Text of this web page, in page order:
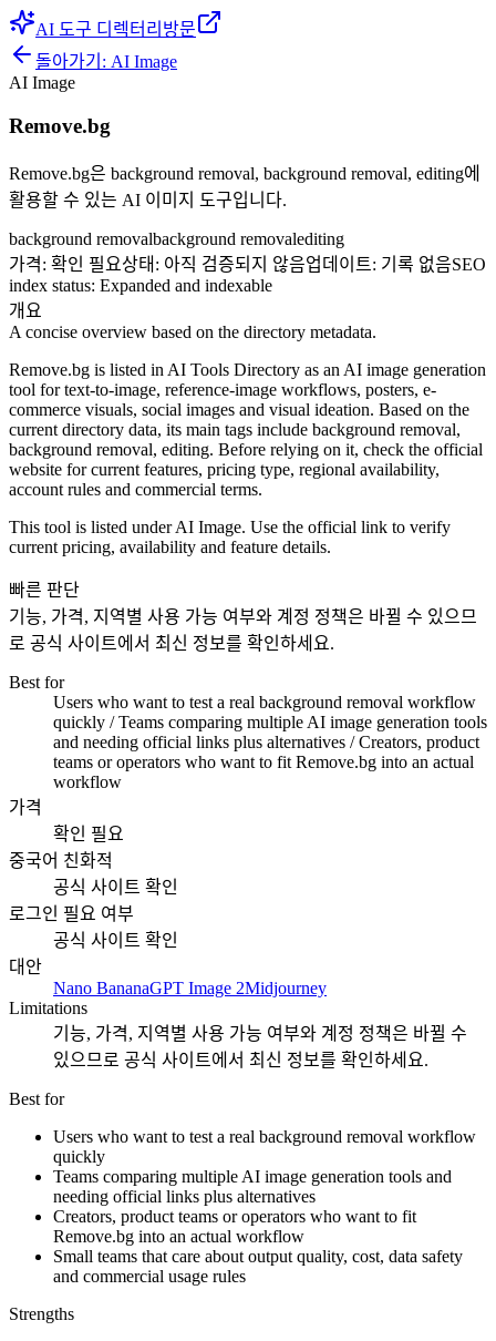
AI 도구 디렉터리 방문
돌아가기: AI Image
AI Image
Remove.bg
Remove.bg은 background removal, background removal, editing에
활용할 수 있는 AI 이미지 도구입니다.
background removalbackground removalediting
가격: 확인 필요상태 : 아직 검증되지 않음업데이트: 기록 없음SEO
index status: Expanded and indexable
개요
A concise overview based on the directory metadata.
Remove.bg is listed in AI Tools Directory as an AI image generation
tool for text-to-image, reference-image workflows, posters, e-
commerce visuals, social images and visual ideation. Based on the
current directory data, its main tags include background removal,
background removal, editing. Before relying on it, check the official
website for current features, pricing type, regional availability,
account rules and commercial terms.
This tool is listed under AI Image. Use the official link to verify
current pricing, availability and feature details.
빠른 판단
기능, 가격, 지역별 사용 가능 여부와 계정 정책은 바뀔 수 있으므
로 공식 사이트에서 최신 정보를 확인하세요.
Best for
Users who want to test a real background removal workflow
quickly / Teams comparing multiple AI image generation tools
and needing official links plus alternatives / Creators, product
teams or operators who want to fit Remove.bg into an actual
workflow
가격
확인 필요
중국어 친화적
공식 사이트 확인
로그인 필요 여부
공식 사이트 확인
대안
Nano BananaGPT Image 2Midjourney
Limitations
기능, 가격, 지역별 사용 가능 여부와 계정 정책은 바뀔 수
있으므로 공식 사이트에서 최신 정보를 확인하세요.
Best for
Users who want to test a real background removal workflow
quickly
Teams comparing multiple AI image generation tools and
needing official links plus alternatives
Creators, product teams or operators who want to fit
Remove.bg into an actual workflow
Small teams that care about output quality, cost, data safety
and commercial usage rules
Strengths